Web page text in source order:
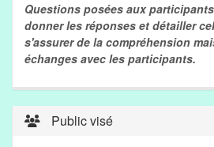
Questions posées aux
donner les réponses et détailler
s'assurer de la compréhension
échanges avec les participants.
Public visé